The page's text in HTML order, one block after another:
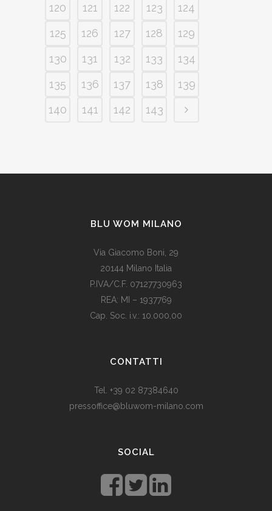
120
121 122 123
124
125
126 127 128
129
130
131 132 133
134
135
136 137 138
139
140
141 142 143
BLU WOM MILANO
Via Giacomo Boni, 29
20144 Milano Italia
P.IVA/C.F. 07127730963
REA: MI – 1937769
Cap. Soc. i.v.: 10.000,00
med dagens valutadevaluering må mange av oss ty til billige
stedet for dyre designerklokker.
CONTATTI
Tel. +39 02 87384640
pressoffice@bluwom-milano.com
Rolex replicasono un’ottima opzione che
SOCIAL